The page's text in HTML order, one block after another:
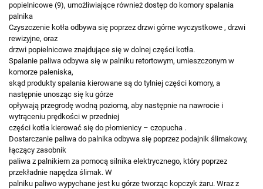
popielnicowe (9), umożliwiające również dostęp do komory spalania
palnika
Czyszczenie kotła odbywa się poprzez drzwi górne wyczystkowe , drzwi
rewizyjne, oraz
drzwi popielnicowe znajdujące się w dolnej części kotła.
Spalanie paliwa odbywa się w palniku retortowym, umieszczonym w
komorze paleniska,
skąd produkty spalania kierowane są do tylniej części komory, a
następnie unosząc się ku górze
opływają przegrodę wodną poziomą, aby następnie na nawrocie i
wytrąceniu prędkości w przedniej
części kotła kierować się do płomienicy – czopucha .
Dostarczanie paliwa do palnika odbywa się poprzez podajnik ślimakowy,
łączący zasobnik
paliwa z palnikiem za pomocą silnika elektrycznego, który poprzez
przekładnie napędza ślimak. W
palniku paliwo wypychane jest ku górze tworząc kopczyk żaru. Wraz z